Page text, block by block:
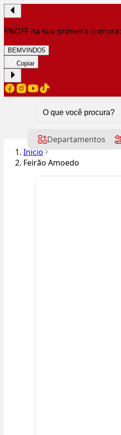
5%OFF na sua primeira compra:
BEMVINDO5
Copiar
Departamentos
Início
Feirão Amoedo